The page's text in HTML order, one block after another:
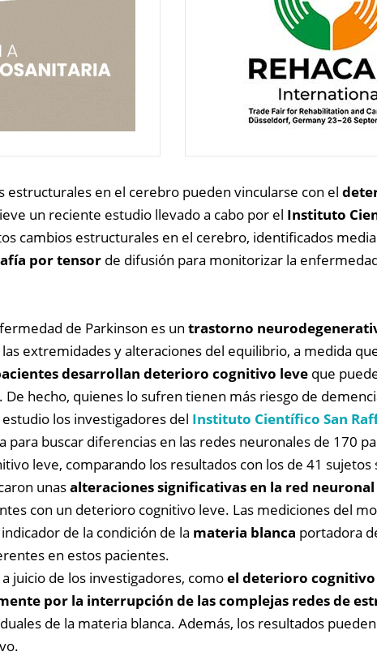
estructurales en el cerebro pueden vincularse con el
un reciente estudio llevado a cabo por el Instituto
cambios estructurales en el cerebro, identificados
por tensor de difusión para monitorizar la
de Parkinson es un trastorno
extremidades y alteraciones del equilibrio, a medida
desarrollan deterioro cognitivo leve que
hecho, quienes lo sufren tienen más riesgo de
los investigadores del Instituto Científico San
para buscar diferencias en las redes neuronales de 170
leve, comparando los resultados con los de 41 sujetos
unasalteraciones significativas en la red neuronal
con un deterioro cognitivo leve. Las mediciones del
de la condición de la materia blanca portadora
en estos pacientes.
juicio de los investigadores, comoel deterioro cognitivo
por la interrupción de las complejas redes de
de la materia blanca. Además, los resultados